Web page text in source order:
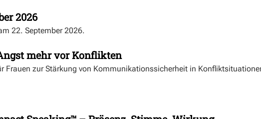
2026
22. September 2026.
mehr vor Konflikten
Frauen zur Stärkung von Kommunikationssicherheit in